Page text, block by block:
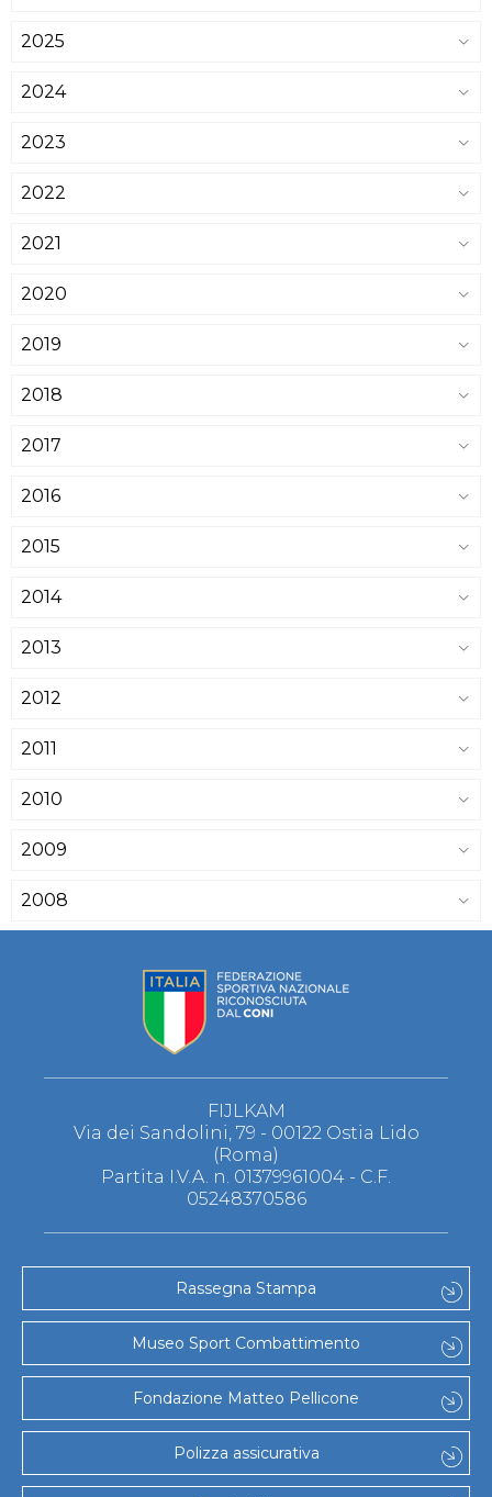
2025
2024
2023
2022
2021
2020
2019
2018
2017
2016
2015
2014
2013
2012
2011
2010
2009
2008
FIJLKAM
Via dei Sandolini, 79 - 00122 Ostia Lido
(Roma)
Partita I.V.A. n. 01379961004 - C.F.
05248370586
Rassegna Stampa
Museo Sport Combattimento
Fondazione Matteo Pellicone
Polizza assicurativa